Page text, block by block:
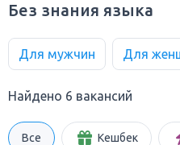
Без знания языка
Для мужчин Для
Найдено 6 вакансий
Все Кешбек